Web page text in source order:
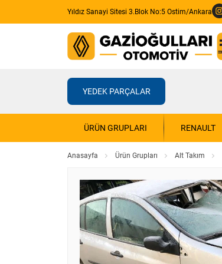
Yıldız Sanayi Sitesi 3.Blok No:5 Ostim/Ankara
YEDEK PARÇALAR
ÜRÜN GRUPLARI RENAULT
Anasayfa Ürün Grupları Alt Takım